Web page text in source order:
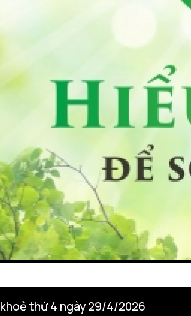
thứ 4 ngày 29/4/2026